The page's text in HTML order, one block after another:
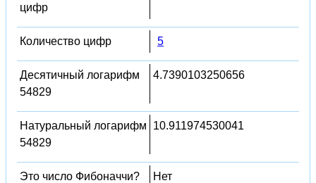
цифр
Количество цифр 5
Десятичный логарифм
54829
4.7390103250656
Натуральный логарифм
54829
10.911974530041
Это число Фибоначчи? Нет